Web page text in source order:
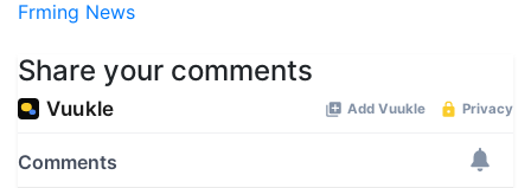
Frming News
Share your comments